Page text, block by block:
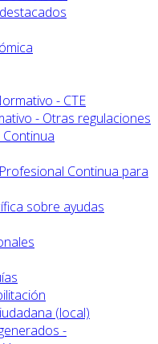
- CTE
- Otras regulaciones
Continua para
sobre ayudas
(local)
-